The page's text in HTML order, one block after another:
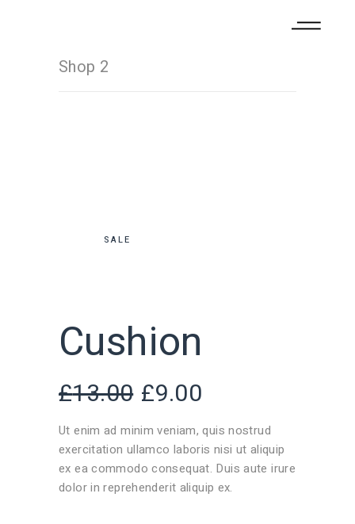
Shop 2
SALE
Cushion
£13.00 £9.00
Ut enim ad minim veniam, quis nostrud
exercitation ullamco laboris nisi ut aliquip
ex ea commodo consequat. Duis aute irure
dolor in reprehenderit aliquip ex.